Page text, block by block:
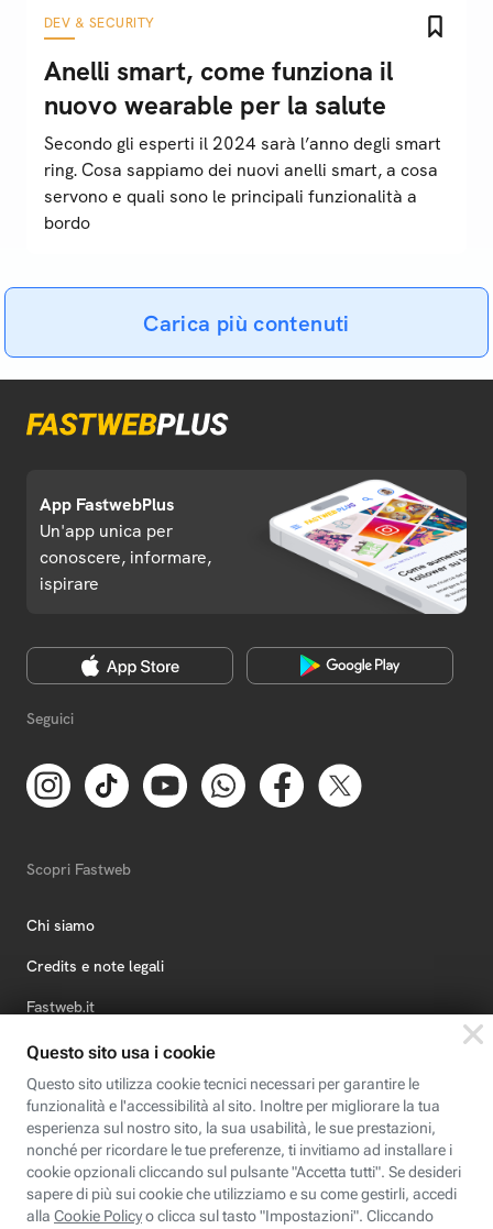
DEV & SECURITY
Anelli smart, come funziona il
nuovo wearable per la salute
Secondo gli esperti il 2024 sarà l’anno degli smart
ring. Cosa sappiamo dei nuovi anelli smart, a cosa
servono e quali sono le principali funzionalità a
bordo
Carica più contenuti
App FastwebPlus
Un'app unica per
conoscere, informare,
ispirare
Seguici
Scopri Fastweb
Chi siamo
Credits e note legali
Fastweb.it
Formazione
Fastweb Digital Academy
STEP FuturAbility District